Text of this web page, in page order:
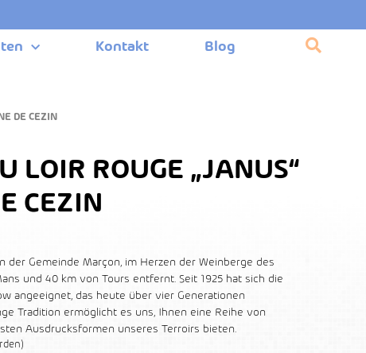
Kontakt Blog
DE CEZIN
LOIR ROUGE „JANUS“
CEZIN
der Gemeinde Marçon, im Herzen der Weinberge des
und 40 km von Tours entfernt. Seit 1925 hat sich die
angeeignet, das heute über vier Generationen
Tradition ermöglicht es uns, Ihnen eine Reihe von
Ausdrucksformen unseres Terroirs bieten.